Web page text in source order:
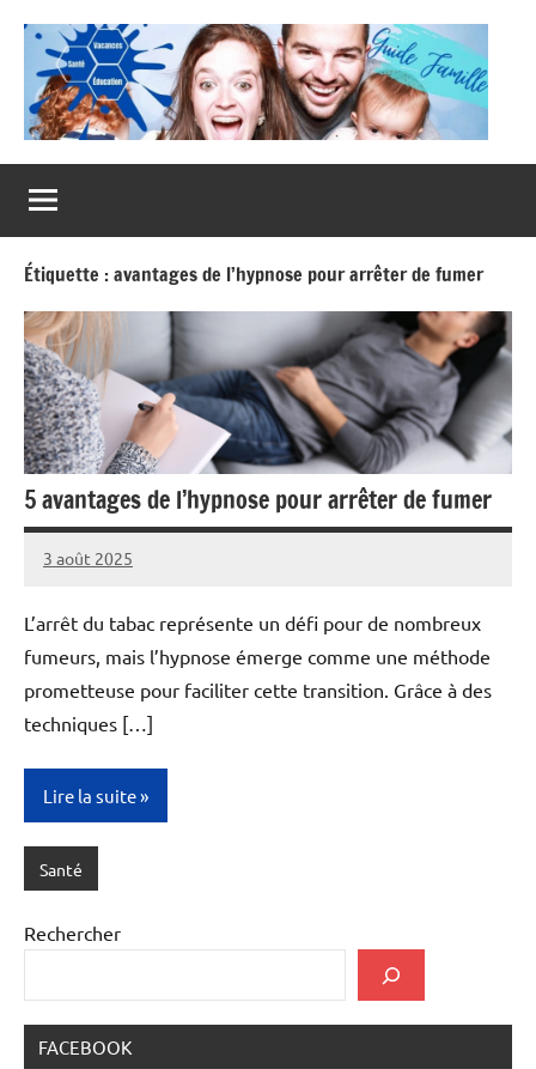
contenu
Guide
Famille
Étiquette :avantages de l’hypnose pour arrêter de fumer
5 avantages de l’hypnose pour arrêter de fumer
3 août 2025
admin6
L’arrêt du tabac représente un défi pour de nombreux
fumeurs, mais l’hypnose émerge comme une méthode
prometteuse pour faciliter cette transition. Grâce à des
techniques […]
Lire la suite
Santé
Rechercher
FACEBOOK